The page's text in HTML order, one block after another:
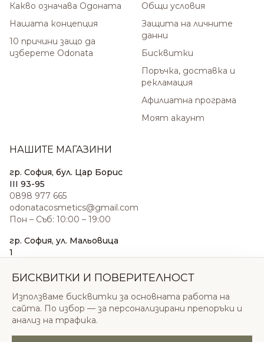
Какво означава Одоната
Нашата концепция
10 причини защо да
изберете Odonata
Общи условия
Защита на личните
данни
Бисквитки
Поръчка, доставка и
рекламация
Афилиатна програма
Моят акаунт
НАШИТЕ МАГАЗИНИ
гр. София, бул. Цар Борис
III 93-95
0898 977 665
odonatacosmetics@gmail.com
Пон – Съб: 10:00 – 19:00
гр. София, ул. Мальовица
1
sales@odonatacosmetics.com
Нед: 11:00 – 18:00
БИСКВИТКИ И ПОВЕРИТЕЛНОСТ
Използваме бисквитки за основната работа на
сайта. По избор — за персонализирани препоръки и
анализ на трафика.